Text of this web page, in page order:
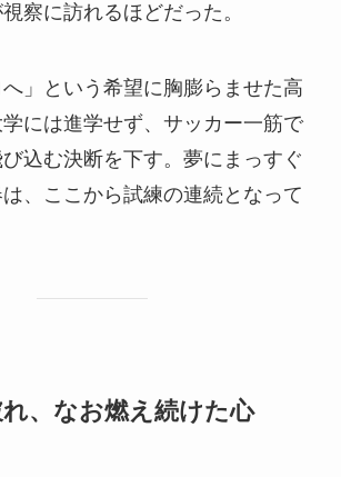
察に訪れるほどだった。
へ」という希望に胸膨らませた高
には進学せず、サッカー一筋で
込む決断を下す。夢にまっすぐ
、ここから試練の連続となって
れ、なお燃え続けた心